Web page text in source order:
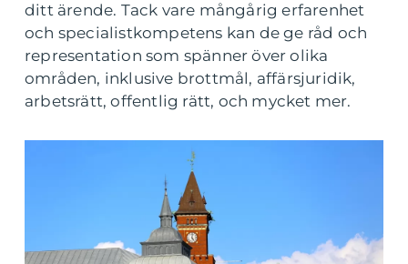
ditt ärende. Tack vare mångårig erfarenhet
och specialistkompetens kan de ge råd och
representation som spänner över olika
områden, inklusive brottmål, affärsjuridik,
arbetsrätt, offentlig rätt, och mycket mer.